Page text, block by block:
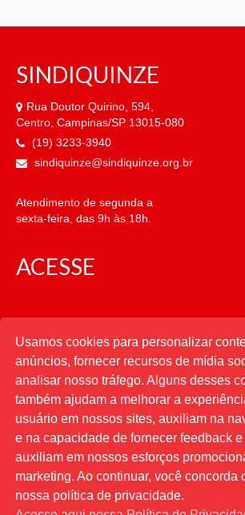
SINDIQUINZE
Rua Doutor Quirino, 594,
Centro, Campinas/SP 13015-080
(19) 3233-3940
sindiquinze@sindiquinze.org.br
Atendimento de segunda a
sexta-feira, das 9h às 18h.
ACESSE
CATEGORIAS
CATEGORIAS
PESQUISAR
Buscar
por:
Usamos cookies para personalizar
anúncios, fornecer recursos de mídia
analisar nosso tráfego. Alguns desses
também ajudam a melhorar a
usuário em nossos sites, auxiliam na
e na capacidade de fornecer feedback e
auxiliam em nossos esforços
marketing. Ao continuar, você concorda
nossa política de privacidade.